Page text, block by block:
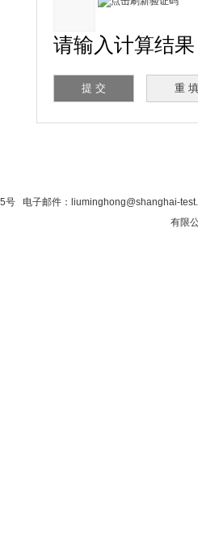
请输入计算结果
号 电子邮件：liuminghong@shanghai-
有限